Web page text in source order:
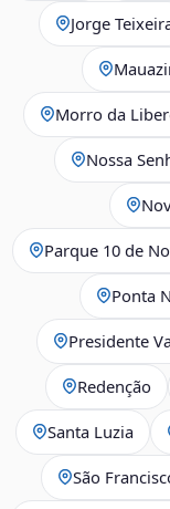
Jorge
Morro da
Nossa
Parque 10 de
Ponta
Presidente
Redenção
Santa Luzia
São